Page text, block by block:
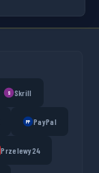
S Skrill
PP PayPal
Przelewy24